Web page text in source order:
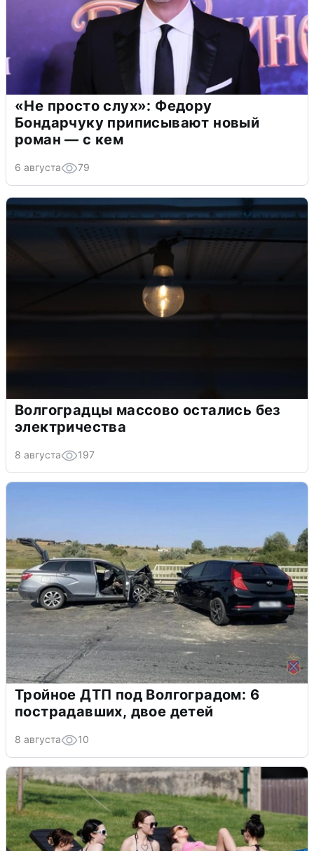
«Не просто слух»: Федору
Бондарчуку приписывают новый
роман — с кем
6 августа 79
Волгоградцы массово остались без
электричества
8 августа 197
Тройное ДТП под Волгоградом: 6
пострадавших, двое детей
8 августа 10